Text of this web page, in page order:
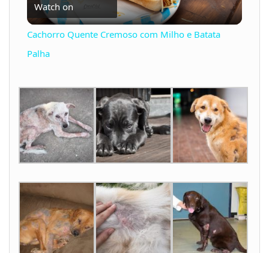
l
y
V
i
d
e
Watch on
Cachorro Quente Cremoso com Milho e Batata
Palha